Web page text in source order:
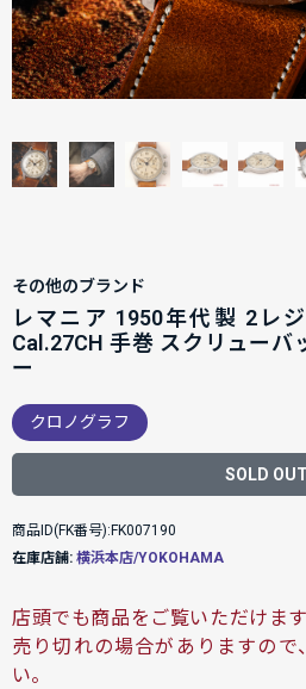
その他のブランド
レマニア 1950年代製 2レ
Cal.27CH 手巻 スクリューバ
ー
クロノグラフ
SOLD OUT
商品ID(FK番号):FK007190
在庫店舗: 横浜本店/YOKOHAMA
店頭でも商品をご覧いただけま
売り切れの場合がありますので
い。